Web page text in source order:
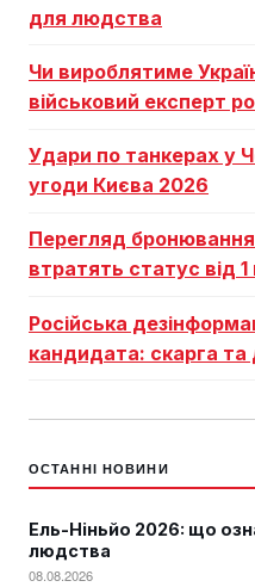
для людства
Чи вироблятиме
військовий експерт
Удари по танкерах у
угоди Києва 2026
Перегляд
втратять статус від
Російська
кандидата: скарга та
ОСТАННІ НОВИНИ
Ель-Ніньйо 2026: що
людства
08.08.2026